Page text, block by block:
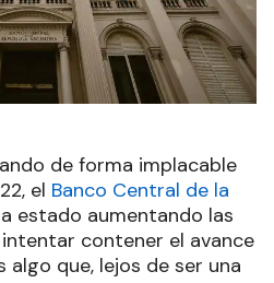
de forma implacable
el Banco Central de la
estado aumentando las
contener el avance
algo que, lejos de ser una